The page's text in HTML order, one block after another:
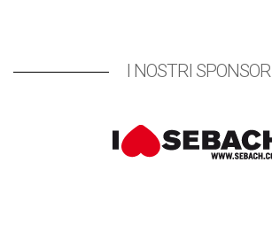
I NOSTRI SPONSOR